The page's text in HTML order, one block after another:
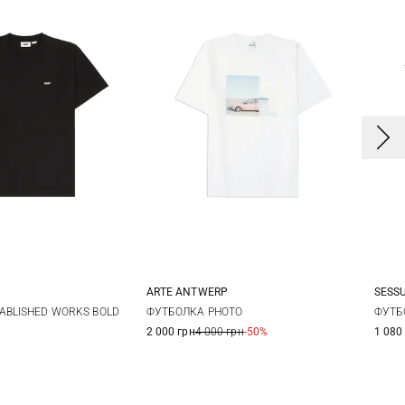
L XL
WORKS BOLD
XS S
ARTE ANTWERP
ФУТБОЛКА PHOTO
2 000 грн4 000 грн-50%
1 080